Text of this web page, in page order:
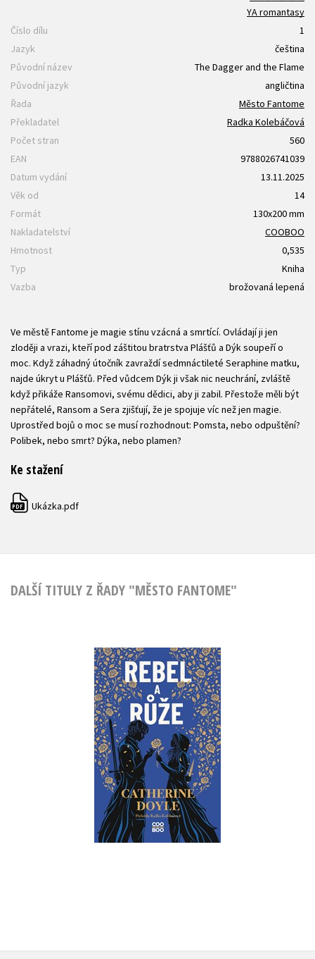
YA romantasy
Číslo dílu
1
Jazyk
čeština
Původní název
The Dagger and the Flame
Původní jazyk
angličtina
Řada
Město Fantome
Překladatel
Radka Kolebáčová
Počet stran
560
EAN
9788026741039
Datum vydání
13.11.2025
Věk od
14
Formát
130x200 mm
Nakladatelství
COOBOO
Hmotnost
0,535
Typ
Kniha
Vazba
brožovaná lepená
Ve městě Fantome je magie stínu vzácná a smrtící. Ovládají ji jen
zloději a vrazi, kteří pod záštitou bratrstva Plášťů a Dýk soupeří o
moc. Když záhadný útočník zavraždí sedmnáctileté Seraphine matku,
najde úkryt u Plášťů. Před vůdcem Dýk ji však nic neuchrání, zvláště
když přikáže Ransomovi, svému dědici, aby ji zabil. Přestože měli být
nepřátelé, Ransom a Sera zjišťují, že je spojuje víc než jen magie.
Uprostřed bojů o moc se musí rozhodnout: Pomsta, nebo odpuštění?
Polibek, nebo smrt? Dýka, nebo plamen?
Ke stažení
PDF Ukázka.pdf
DALŠÍ TITULY Z ŘADY "MĚSTO FANTOME"
Rebel a růže
Catherine Doyle
Do košíku
599 Kč
479 Kč